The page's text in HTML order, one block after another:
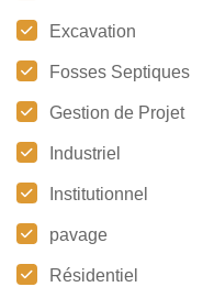
Excavation
Fosses Septiques
Gestion de Projet
Industriel
Institutionnel
pavage
Résidentiel